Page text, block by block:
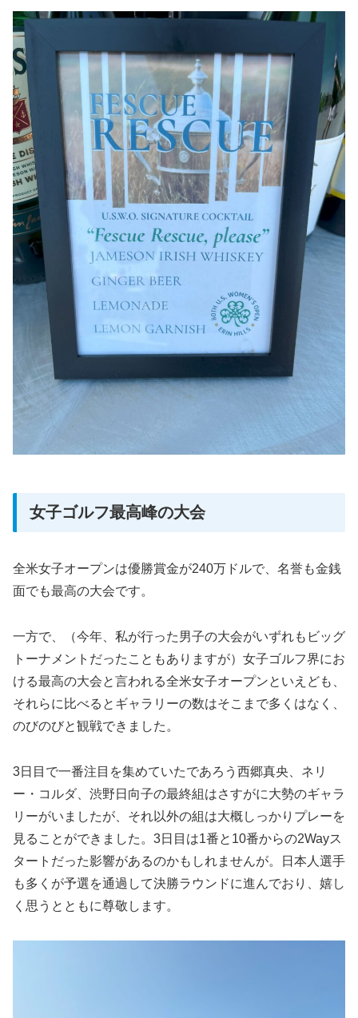
女子ゴルフ最高峰の大会
全米女子オープンは優勝賞金が240万ドルで、名誉も金銭
面でも最高の大会です。
一方で、（今年、私が行った男子の大会がいずれもビッグ
トーナメントだったこともありますが）女子ゴルフ界にお
ける最高の大会と言われる全米女子オープンといえども、
それらに比べるとギャラリーの数はそこまで多くはなく、
のびのびと観戦できました。
3日目で一番注目を集めていたであろう西郷真央、ネリ
ー・コルダ、渋野日向子の最終組はさすがに大勢のギャラ
リーがいましたが、それ以外の組は大概しっかりプレーを
見ることができました。3日目は1番と10番からの2Wayス
タートだった影響があるのかもしれませんが。日本人選手
も多くが予選を通過して決勝ラウンドに進んでおり、嬉し
く思うとともに尊敬します。